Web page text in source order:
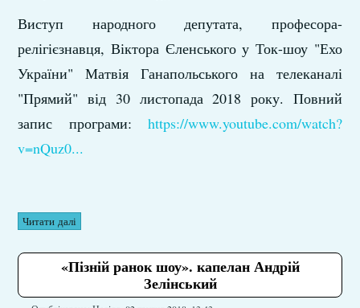
Виступ народного депутата, професора-
релігієзнавця, Віктора Єленського у Ток-шоу "Ехо
України" Матвія Ганапольського на телеканалі
"Прямий" від 30 листопада 2018 року. Повний
запис програми: https://www.youtube.com/watch?
v=nQuz0...
Читати далі
«Пізній ранок шоу». капелан Андрій
Зелінський